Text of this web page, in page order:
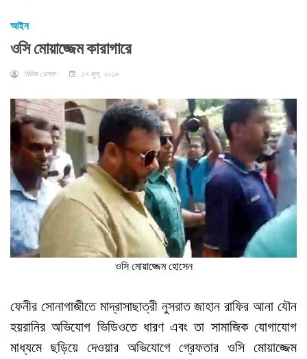
আইন
ওসি মোয়াজ্জেম কারাগারে
নিউজ ডেস্ক ১৭ জুন, ২০১৯
ওসি মোয়াজ্জেম হোসেন
ফেনীর সোনাগাজীতে মাদ্রাসাছাত্রী নুসরাত জাহান রাফির আনা যৌন
হয়রানির অভিযোগ ভিডিওতে ধারণ এবং তা সামাজিক যোগাযোগ
মাধ্যমে ছড়িয়ে দেওয়ার অভিযোগে গ্রেফতার ওসি মোয়াজ্জেম